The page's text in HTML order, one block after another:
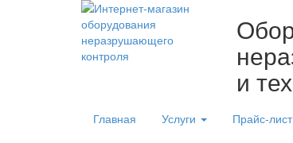
и
Главная Услуги Прайс-лист